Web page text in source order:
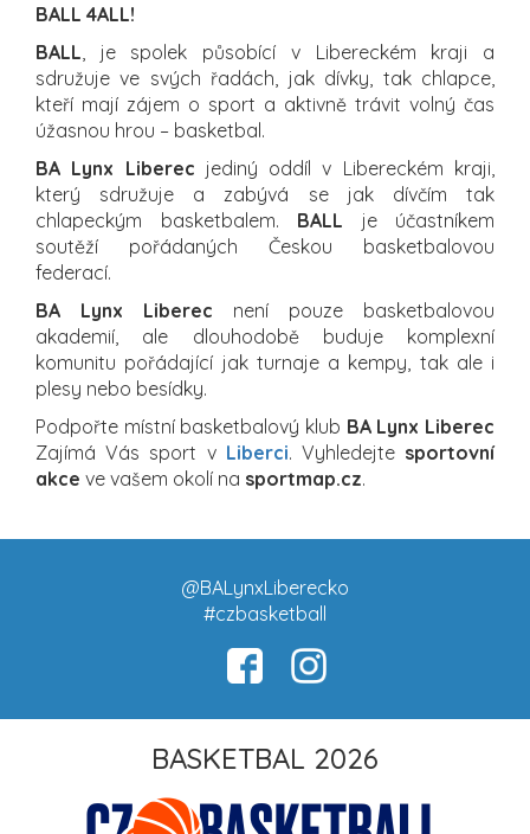
BALL 4ALL!
BALL , je spolek působící v Libereckém kraji a
sdružuje ve svých řadách, jak dívky, tak chlapce,
kteří mají zájem o sport a aktivně trávit volný čas
úžasnou hrou – basketbal.
BA Lynx Liberec jediný oddíl v Libereckém kraji,
který sdružuje a zabývá se jak dívčím tak
chlapeckým basketbalem. BALL je účastníkem
soutěží pořádaných Českou basketbalovou
federací.
BA Lynx Liberec není pouze basketbalovou
akademií, ale dlouhodobě buduje komplexní
komunitu pořádající jak turnaje a kempy, tak ale i
plesy nebo besídky.
Podpořte místní basketbalový klub BA Lynx Liberec
Zajímá Vás sport v Liberci. Vyhledejte sportovní
akce ve vašem okolí na sportmap.cz.
@BALynxLiberecko
#czbasketball
BASKETBAL 2026